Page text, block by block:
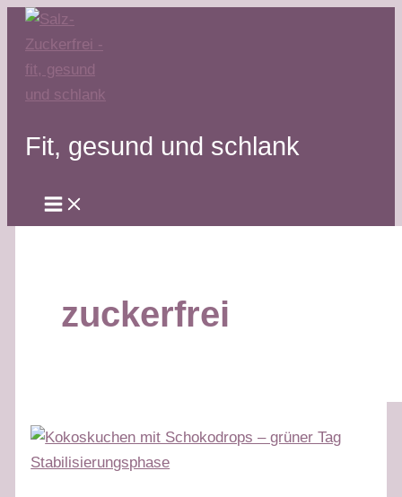
Zum
Inhalt
springen
Fit, gesund und schlank
zuckerfrei